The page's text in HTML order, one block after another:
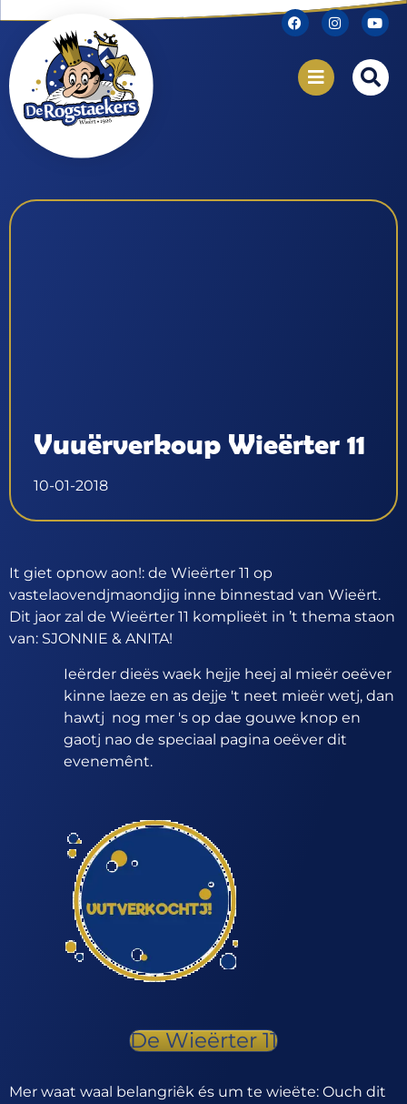
Vuuërverkoup Wieërter 11
10-01-2018
It giet opnow aon!: de Wieërter 11 op
vastelaovendjmaondjig inne binnestad van Wieërt.
Dit jaor zal de Wieërter 11 komplieët in ’t thema staon
van: SJONNIE & ANITA!
Ieërder dieës waek hejje heej al mieër oeëver
kinne laeze en as dejje 't neet mieër wetj, dan
hawtj nog mer 's op dae gouwe knop en
gaotj nao de speciaal pagina oeëver dit
evenemênt.
De Wieërter 11
Mer waat waal belangriêk és um te wieëte: Ouch dit